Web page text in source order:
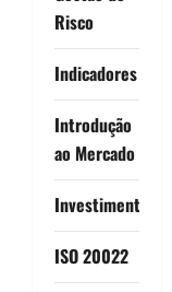
Risco
Indicadores
Introdução
ao Mercado
Investimentos
ISO 20022